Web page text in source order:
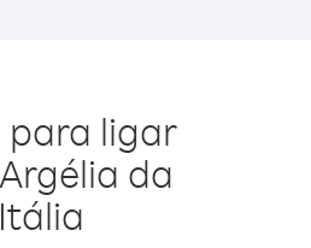
para ligar
da
Itália